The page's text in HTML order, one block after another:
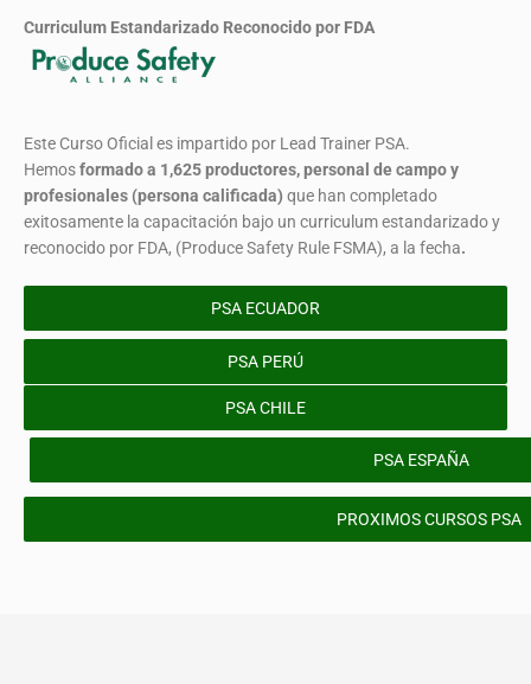
Curriculum Estandarizado Reconocido por FDA
Este Curso Oficial es impartido por Lead Trainer PSA.
Hemosformadoa 1,625 productores, personal de campo y
profesionales (persona calificada) que han completado
exitosamente la capacitación bajo un curriculum estandarizado y
reconocido por FDA, (Produce Safety Rule FSMA), a la fecha.
PSA ECUADOR
PSA PERÚ
PSA CHILE
PSA ESPAÑA
PROXIMOS CURSOS PSA